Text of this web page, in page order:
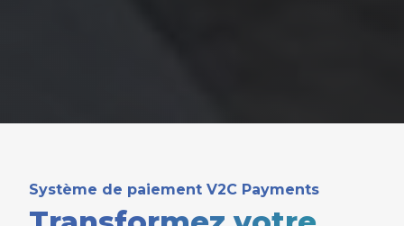
Système de paiement V2C Payments